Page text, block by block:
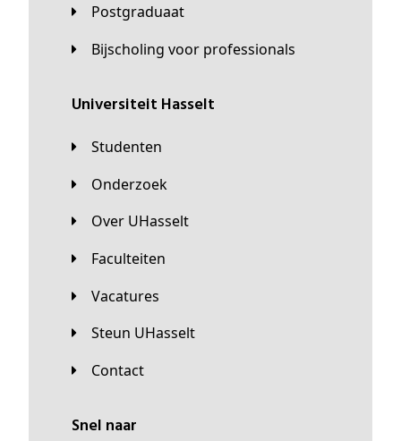
Postgraduaat
Bijscholing voor professionals
universiteit Hasselt
Studenten
Onderzoek
Over UHasselt
Faculteiten
Vacatures
Steun UHasselt
Contact
Snel naar